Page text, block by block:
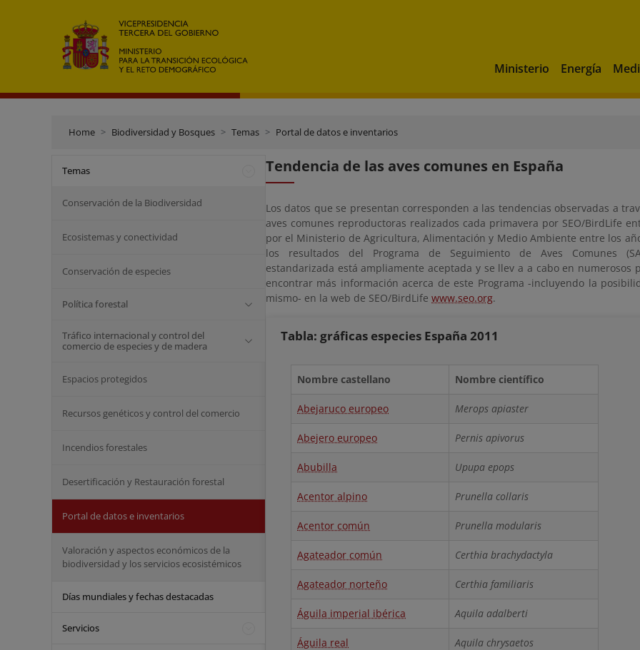
Ministerio Energía
Home Biodiversidad y Bosques Temas Portal de datos e inventarios
Temas
Conservación de la Biodiversidad
Ecosistemas y conectividad
Conservación de especies
Política forestal
Tráfico internacional y control del
comercio de especies y de madera
Espacios protegidos
Recursos genéticos y control del comercio
Incendios forestales
Desertificación y Restauración forestal
Portal de datos e inventarios
Valoración y aspectos económicos de la
biodiversidad y los servicios ecosistémicos
Días mundiales y fechas destacadas
Servicios
Tendencia de las aves comunes en España
Los datos que se presentan corresponden a las tendencias observadas a
aves comunes reproductoras realizados cada primavera por SEO/BirdLife
por el Ministerio de Agricultura, Alimentación y Medio Ambiente entre los
los resultados del Programa de Seguimiento de Aves Comunes
estandarizada está ampliamente aceptada y se llev a a cabo en numerosos
encontrar más información acerca de este Programa -incluyendo la
mismo- en la web de SEO/BirdLife www.seo.org.
Tabla: gráficas especies España 2011
Nombre castellano Nombre científico
Abejaruco europeo Merops apiaster
Abejero europeo Pernis apivorus
Abubilla Upupa epops
Acentor alpino Prunella collaris
Acentor común Prunella modularis
Agateador común Certhia brachydactyla
Agateador norteño Certhia familiaris
Águila imperial ibérica Aquila adalberti
Águila real Aquila chrysaetos